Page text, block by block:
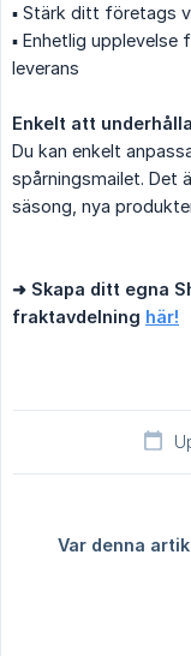
▪️ Stärk ditt företags
▪️ Enhetlig
leverans
Enkelt att
Du kan enkelt
spårningsmailet. Det
säsong, nya
➜ Skapa ditt egna
fraktavdelning här!
Var denna